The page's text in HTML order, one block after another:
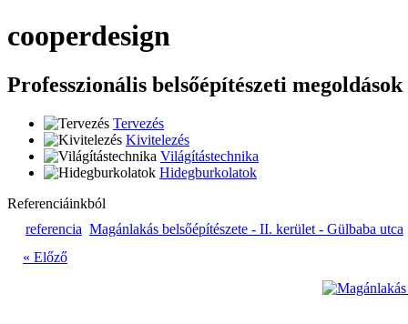
cooperdesign
Professzionális belsőépítészeti megoldások
Tervezés
Kivitelezés
Világítástechnika
Hidegburkolatok
Referenciáinkból
referencia Magánlakás belsőépítészete - II. kerület - Gülbaba utca
« Előző